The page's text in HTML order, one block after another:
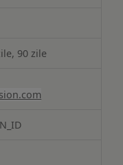
90 zile